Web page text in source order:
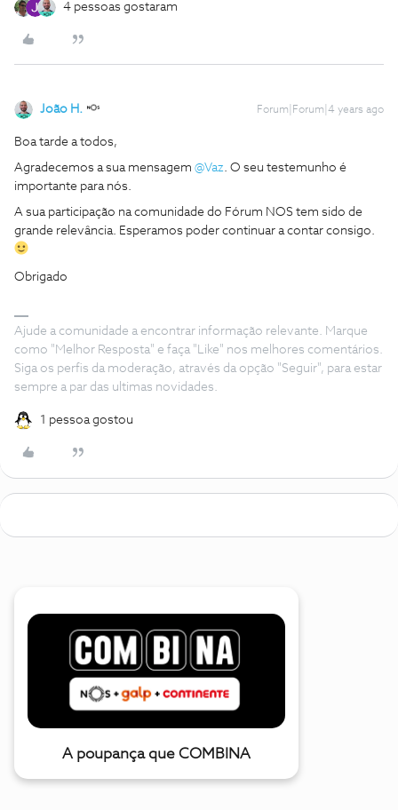
4 pessoas gostaram
João H. Forum|Forum|4 years ago
Boa tarde a todos,
Agradecemos a sua mensagem @Vaz. O seu testemunho é
importante para nós.
A sua participação na comunidade do Fórum NOS tem sido de
grande relevância. Esperamos poder continuar a contar consigo.
Obrigado
Ajude a comunidade a encontrar informação relevante. Marque
como "Melhor Resposta" e faça "Like" nos melhores comentários.
Siga os perfis da moderação, através da opção "Seguir", para estar
sempre a par das ultimas novidades.
1 pessoa gostou
A poupança que COMBINA